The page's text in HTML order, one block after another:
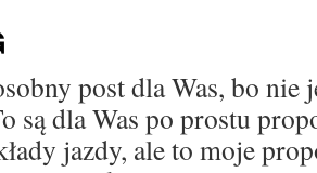
post dla Was, bo nie
są dla Was po prostu
jazdy, ale to moje